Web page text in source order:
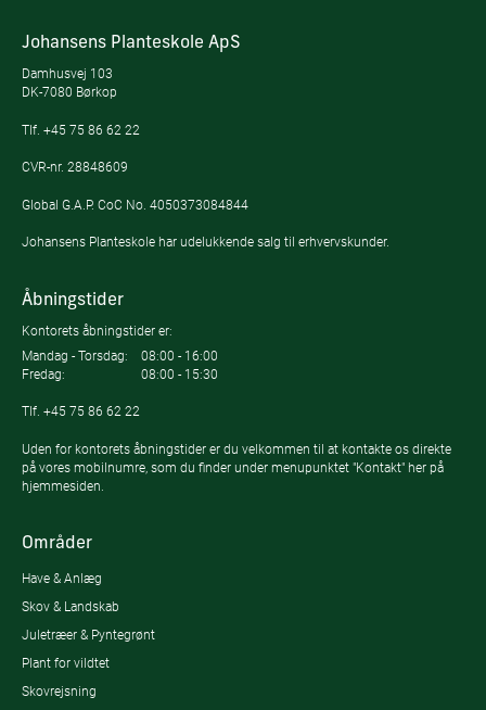
Johansens Planteskole ApS
Damhusvej 103
DK-7080 Børkop
Tlf. +45 75 86 62 22
CVR-nr. 28848609
Global G.A.P. CoC No. 4050373084844
Johansens Planteskole har udelukkende salg til erhvervskunder.
Åbningstider
Kontorets åbningstider er:
Mandag - Torsdag:
08:00 - 16:00
Fredag:
08:00 - 15:30
Tlf. +45 75 86 62 22
Uden for kontorets åbningstider er du velkommen til at kontakte os direkte
på vores mobilnumre, som du finder under menupunktet "Kontakt" her på
hjemmesiden.
Områder
Have & Anlæg
Skov & Landskab
Juletræer & Pyntegrønt
Plant for vildtet
Skovrejsning